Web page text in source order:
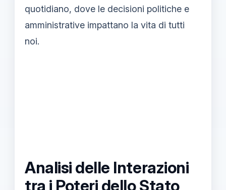
quotidiano, dove le decisioni politiche e
amministrative impattano la vita di tutti
noi.
Analisi delle Interazioni
tra i Poteri dello Stato